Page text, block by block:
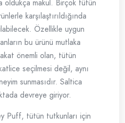
oldukça makul. Birçok tütün
karşılaştırıldığında
Özellikle uygun
bu ürünü mutlaka
önemli olan, tütün
seçilmesi değil, aynı
sunmasıdır. Saltica
devreye giriyor.
Puff, tütün tutkunları için